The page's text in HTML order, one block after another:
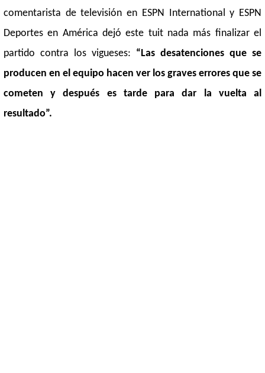
comentarista de televisión en ESPN International y ESPN
Deportes en América dejó este tuit nada más finalizar el
partido contra los vigueses: “Las desatenciones que se
producen en el equipo hacen ver los graves errores que se
cometen y después es tarde para dar la vuelta al
resultado”.